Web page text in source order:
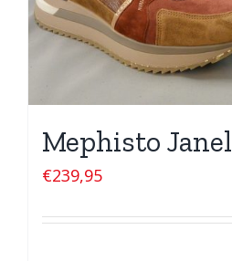
Mephisto Janel
€239,95